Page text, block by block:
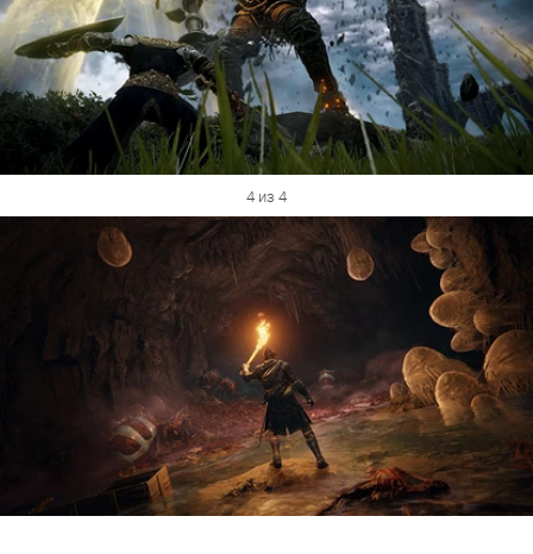
4 из 4